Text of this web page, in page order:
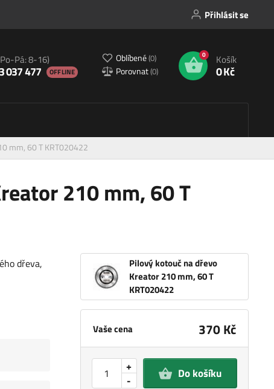
Přihlásit se
Pá: 8-16)
037 477 OFFLINE
Oblíbené(0)
Porovnat(0)
0 Košík
0 Kč
mm, 60 T KRT020422
210 mm, 60 T
Pilový kotouč na dřevo
Kreator 210 mm, 60 T
KRT020422
Vaše cena 370 Kč
-
+ Do košíku
dřeva,